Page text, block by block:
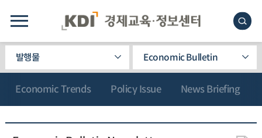
발행물 Economic Bulletin
Economic Trends Policy Issue News Briefing